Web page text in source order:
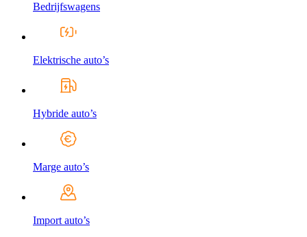
Bedrijfswagens
Elektrische auto’s
Hybride auto’s
Marge auto’s
Import auto’s